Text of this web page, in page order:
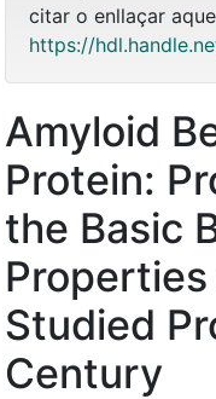
citar o enllaçar
https://
Amyloid
Protein:
the Basic
Studied
Century